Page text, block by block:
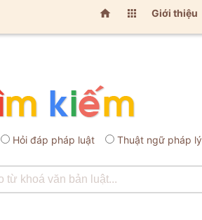
  Giới thiệu
Hỏi đáp pháp luật Thuật ngữ pháp lý